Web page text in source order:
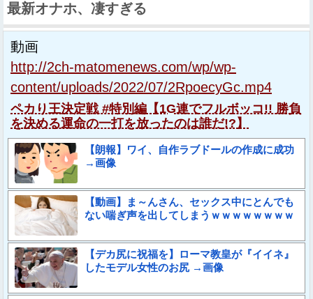
最新オナホ、凄すぎる
動画
http://2ch-matomenews.com/wp/wp-
content/uploads/2022/07/2RpoecyGc.mp4
ペカり王決定戦 #特別編【1G連でフルボッコ!! 勝負
を決める運命の一打を放ったのは誰だ!?】
【朗報】ワイ、自作ラブドールの作成に成功
→画像
【動画】ま～んさん、セックス中にとんでも
ない喘ぎ声を出してしまうｗｗｗｗｗｗｗｗ
【デカ尻に祝福を】ローマ教皇が『イイネ』
したモデル女性のお尻 →画像